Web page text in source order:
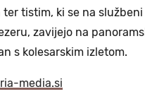
tistim, ki se na
zavijejo na
s kolesarskim izletom.
media.si